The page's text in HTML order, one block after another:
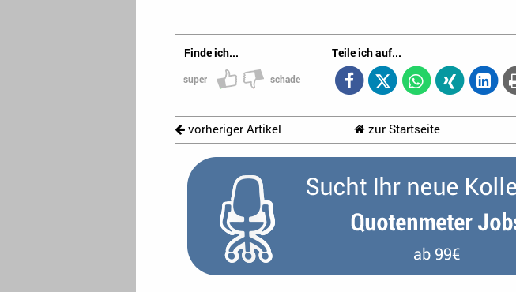
Finde ich...
super schade
Teile ich auf...
vorheriger Artikel zur Startseite